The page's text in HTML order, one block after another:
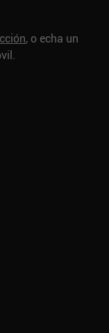
, o echa un